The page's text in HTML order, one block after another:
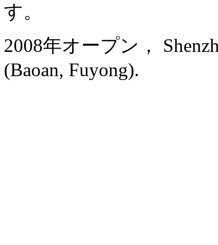
す。
2008年オープン，
(Baoan, Fuyong).